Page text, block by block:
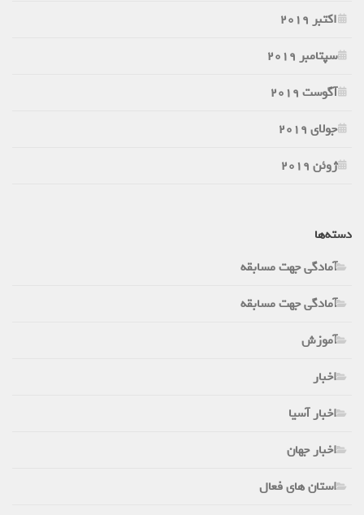
اکتبر 2019
سپتامبر 2019
آگوست 2019
جولای 2019
ژوئن 2019
دسته‌ها
آمادگی جهت مسابقه
آمادگی جهت مسابقه
آموزش
اخبار
اخبار آسیا
اخبار جهان
استان های فعال